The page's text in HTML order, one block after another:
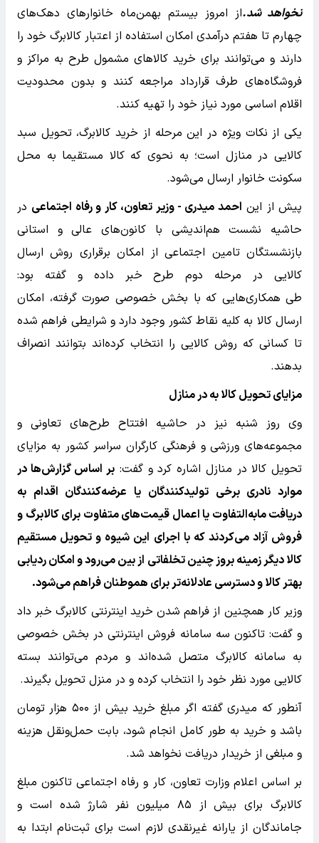
نخواهد شد.از امروز بیستم بهمن‌ماه خانوارهای دهک‌های
چهارم تا هفتم درآمدی امکان استفاده از اعتبار کالابرگ خود را
دارند و می‌توانند برای خرید کالاهای مشمول طرح به مراکز و
فروشگاه‌های طرف قرارداد مراجعه کنند و بدون محدودیت
اقلام اساسی مورد نیاز خود را تهیه کنند.
یکی از نکات ویژه در این مرحله از خرید کالابرگ، تحویل سبد
کالایی در منازل است؛ به نحوی که کالا مستقیما به محل
سکونت خانوار ارسال می‌شود.
پیش از این احمد میدری - وزیر تعاون، کار و رفاه اجتماعی در
حاشیه نشست هم‌اندیشی با کانون‌های عالی و استانی
بازنشستگان تامین اجتماعی از امکان برقراری روش ارسال
کالایی در مرحله دوم طرح خبر داده و گفته بود:
طی همکاری‌هایی که با بخش خصوصی صورت گرفته، امکان
ارسال کالا به کلیه نقاط کشور وجود دارد و شرایطی فراهم شده
تا کسانی که روش کالایی را انتخاب کرده‌اند بتوانند انصراف
بدهند.
مزایای تحویل کالا به در منازل
وی روز شنبه نیز در حاشیه افتتاح طرح‌های تعاونی و
مجموعه‌های ورزشی و فرهنگی کارگران سراسر کشور به مزایای
تحویل کالا در منازل اشاره کرد و گفت: بر اساس گزارش‌ها در
موارد نادری برخی تولیدکنندگان یا عرضه‌کنندگان اقدام به
دریافت مابه‌التفاوت یا اعمال قیمت‌های متفاوت برای کالابرگ و
فروش آزاد می‌کردند که با اجرای این شیوه و تحویل مستقیم
کالا دیگر زمینه بروز چنین تخلفاتی از بین می‌رود و امکان ردیابی
بهتر کالا و دسترسی عادلانه‌تر برای هموطنان فراهم می‌شود.
وزیر کار همچنین از فراهم شدن خرید اینترنتی کالابرگ خبر داد
و گفت: تاکنون سه سامانه فروش اینترنتی در بخش خصوصی
به سامانه کالابرگ متصل شده‌اند و مردم می‌توانند بسته
کالایی مورد نظر خود را انتخاب کرده و در منزل تحویل بگیرند.
آنطور که میدری گفته اگر مبلغ خرید بیش از ۵۰۰ هزار تومان
باشد و خرید به طور کامل انجام شود، بابت حمل‌ونقل هزینه
و مبلغی از خریدار دریافت نخواهد شد.
بر اساس اعلام وزارت تعاون، کار و رفاه اجتماعی تاکنون مبلغ
کالابرگ برای بیش از ۸۵ میلیون نفر شارژ شده است و
جاماندگان از یارانه غیرنقدی لازم است برای ثبت‌نام ابتدا به